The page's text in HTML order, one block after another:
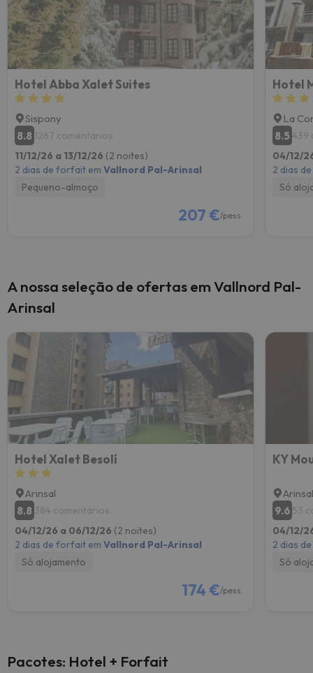
Hotel Abba Xalet Suites
Sispony
8.8 1267 comentários
11/12/26 a 13/12/26 (2 noites)
2 dias de forfait em Vallnord Pal-Arinsal
Pequeno-almoço
207 €/pess.
Hotel
La
8.5 439
04/12/
2 dias
Só
A nossa seleção de ofertas em Vallnord Pal-
Arinsal
Hotel Xalet Besolí
Arinsal
8.8 384 comentários
04/12/26 a 06/12/26 (2 noites)
2 dias de forfait em Vallnord Pal-Arinsal
Só alojamento
174 €/pess.
KY
9.6 53
04/12/
2 dias
Só
Pacotes: Hotel + Forfait